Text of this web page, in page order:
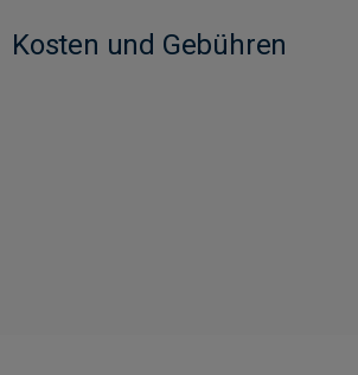
Kosten und Gebühren